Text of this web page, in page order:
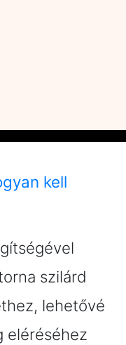
kell
szilárd
lehetővé
eléréséhez